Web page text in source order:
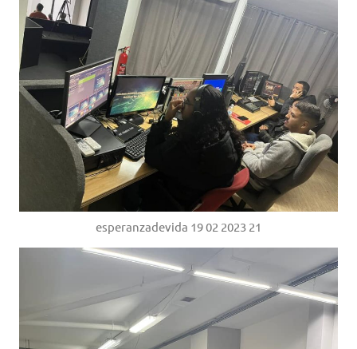
esperanzadevida 19 02 2023 21